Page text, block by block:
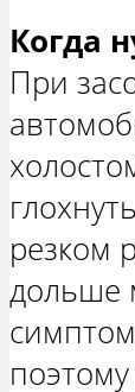
Когда
При
резком
дольше